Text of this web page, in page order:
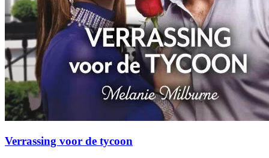
Verrassing voor de tycoon